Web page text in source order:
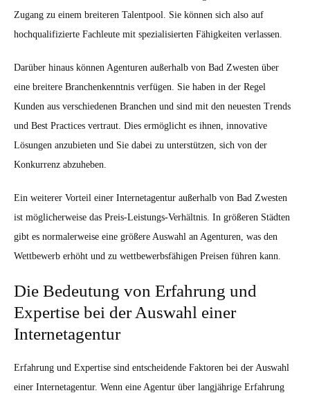
Zugang zu einem breiteren Talentpool. Sie können sich also auf
hochqualifizierte Fachleute mit spezialisierten Fähigkeiten verlassen.
Darüber hinaus können Agenturen außerhalb von Bad Zwesten über
eine breitere Branchenkenntnis verfügen. Sie haben in der Regel
Kunden aus verschiedenen Branchen und sind mit den neuesten Trends
und Best Practices vertraut. Dies ermöglicht es ihnen, innovative
Lösungen anzubieten und Sie dabei zu unterstützen, sich von der
Konkurrenz abzuheben.
Ein weiterer Vorteil einer Internetagentur außerhalb von Bad Zwesten
ist möglicherweise das Preis-Leistungs-Verhältnis. In größeren Städten
gibt es normalerweise eine größere Auswahl an Agenturen, was den
Wettbewerb erhöht und zu wettbewerbsfähigen Preisen führen kann.
Die Bedeutung von Erfahrung und
Expertise bei der Auswahl einer
Internetagentur
Erfahrung und Expertise sind entscheidende Faktoren bei der Auswahl
einer Internetagentur. Wenn eine Agentur über langjährige Erfahrung